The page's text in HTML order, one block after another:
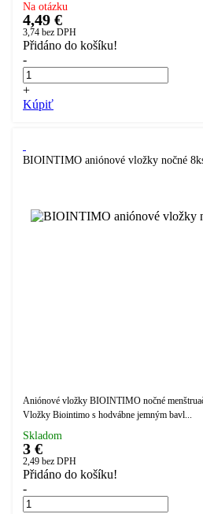
Na otázku
4,49 €
3,74 bez DPH
Přidáno do košíku!
-
+
Kúpiť
BIOINTIMO aniónové vložky nočné
Aniónové vložky BIOINTIMO nočné
Vložky Biointimo s hodvábne jemným bavl...
Skladom
3 €
2,49 bez DPH
Přidáno do košíku!
-